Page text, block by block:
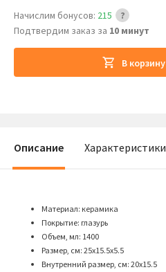
Начислим бонусов: 215
Подтвердим заказ за 10 минут
В корзину
Описание Характеристики
Материал: керамика
Покрытие: глазурь
Объем, мл: 1400
Размер, см: 25х15.5х5.5
Внутренний размер, см: 20х15.5